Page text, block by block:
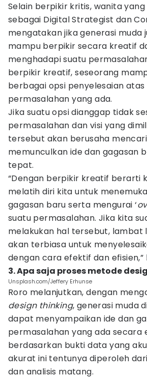
Selain berpikir kritis, wanita
sebagai Digital Strategist dan
mengatakan jika generasi muda
mampu berpikir secara kreatif
menghadapi suatu
berpikir kreatif, seseorang
berbagai opsi penyelesaian
permasalahan yang ada.
Jika suatu opsi dianggap tidak
permasalahan dan visi yang
tersebut akan berusaha
memunculkan ide dan gagasan
tepat.
“Dengan berpikir kreatif berarti
melatih diri kita untuk
gagasan baru serta mengurai ‘
suatu permasalahan. Jika kita
melakukan hal tersebut, lambat
akan terbiasa untuk
dengan cara efektif dan efisien,”
3. Apa saja proses metode
Unsplash.com/Jeffery Erhunse
Roro melanjutkan, dengan
design thinking, generasi muda
dapat menyampaikan ide dan
permasalahan yang ada secara
berdasarkan bukti data yang
akurat ini tentunya diperoleh
dan analisis matang.